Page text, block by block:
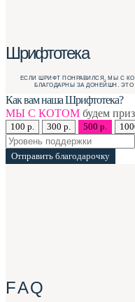
Шрифтотека
ЕСЛИ ШРИФТ ПОНРАВИЛСЯ, МЫ С
БЛАГОДАРНЫ ЗА ДОНЕЙШН.
Как вам наша Шрифтотека?
МЫ С КОТОМ будем
100 р. 300 р. 500 р.
Отправить благодарочку
F A Q